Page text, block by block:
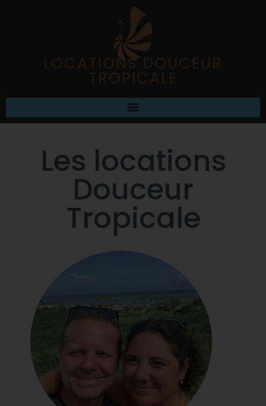
LOCATIONS DOUCEUR
TROPICALE
Les locations
Douceur
Tropicale